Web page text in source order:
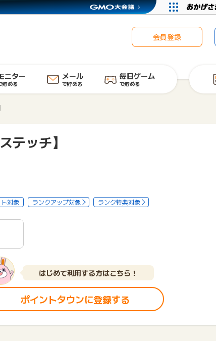
会員登録
ニター
貯める
メール
で貯める
毎日ゲーム
で貯める
テッチ】
対象 ランクアップ対象 ランク特典対象
はじめて利用する方はこちら！
ポイントタウンに登録する